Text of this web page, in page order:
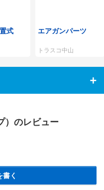
式 エアガンパーツ
トラスコ中山
）のレビュー
書く